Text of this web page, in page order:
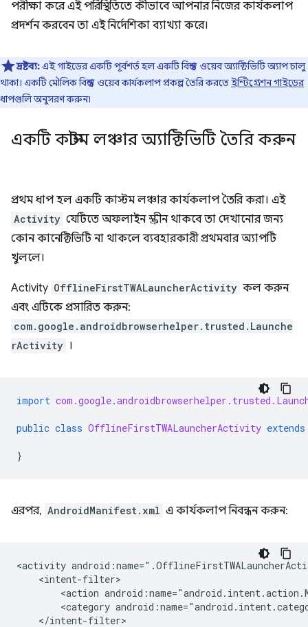
পরীক্ষা করে এই পরিস্থিতিতে কীভাবে আপনার নিজের কার্যকলাপ
প্রদর্শন করবেন তা এই নির্দেশিকা ব্যাখ্যা করে।
দ্রষ্টব্য:এই গাইডের একটি পূর্বশর্ত হল একটি বিশ্বস্ত ওয়েব অ্যাক্টিভিটি অ্যাপ চালু
থাকা। একটি মৌলিক বিশ্বস্ত ওয়েব কার্যকলাপ প্রকল্প তৈরি করতেইন্টিগ্রেশন গাইডের
ধাপগুলি অনুসরণ করুন৷
একটি কাস্টম লঞ্চার অ্যাক্টিভিটি তৈরি করুন
প্রথম ধাপ হল একটি কাস্টম লঞ্চার কার্যকলাপ তৈরি করা। এই
Activity যেটিতে অফলাইন স্ক্রীন থাকবে তা দেখানোর জন্য
কোন কানেক্টিভিটি না থাকলে ব্যবহারকারী প্রথমবার অ্যাপটি
খুললে।
Activity OfflineFirstTWALauncherActivity কল করুন
এবং এটিকে প্রসারিত করুন:
com.google.androidbrowserhelper.trusted.Launche
rActivity ।
import
public class OfflineFirstTWALauncherActivity extends
}
এরপর, AndroidManifest.xml এ কার্যকলাপ নিবন্ধন করুন:
<activity
<action
<category